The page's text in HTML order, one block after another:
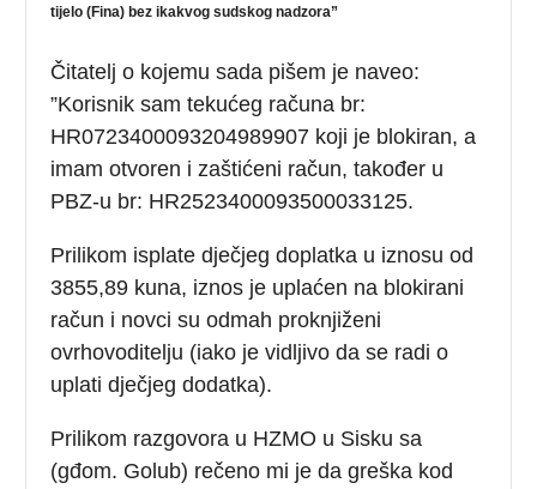
tijelo (Fina) bez ikakvog sudskog nadzora”
Čitatelj o kojemu sada pišem je naveo:
”Korisnik sam tekućeg računa br:
HR0723400093204989907 koji je blokiran, a
imam otvoren i zaštićeni račun, također u
PBZ-u br: HR2523400093500033125.
Prilikom isplate dječjeg doplatka u iznosu od
3855,89 kuna, iznos je uplaćen na blokirani
račun i novci su odmah proknjiženi
ovrhovoditelju (iako je vidljivo da se radi o
uplati dječjeg dodatka).
Prilikom razgovora u HZMO u Sisku sa
(gđom. Golub) rečeno mi je da greška kod